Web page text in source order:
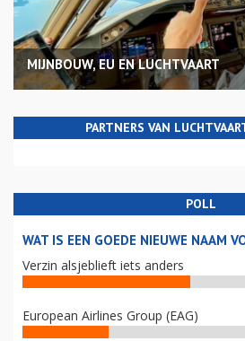
MIJNBOUW, EU EN LUCHTVAART
PARTNERS VAN
POLL
WAT IS EEN GOEDE NIEUWE NAAM
Verzin alsjeblieft iets anders
European Airlines Group (EAG)